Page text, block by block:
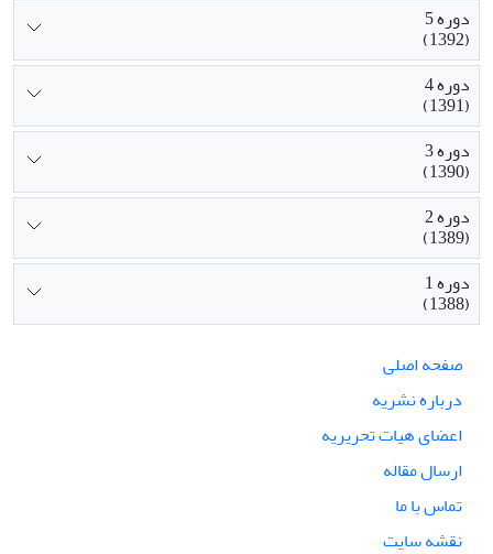
دوره 5
(1392)
دوره 4
(1391)
دوره 3
(1390)
دوره 2
(1389)
دوره 1
(1388)
صفحه اصلی
درباره نشریه
اعضای هیات تحریریه
ارسال مقاله
تماس با ما
نقشه سایت